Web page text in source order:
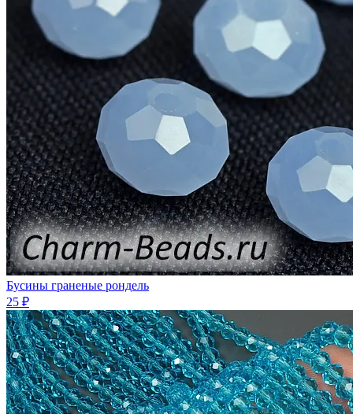
Бусины граненые рондель
25 ₽